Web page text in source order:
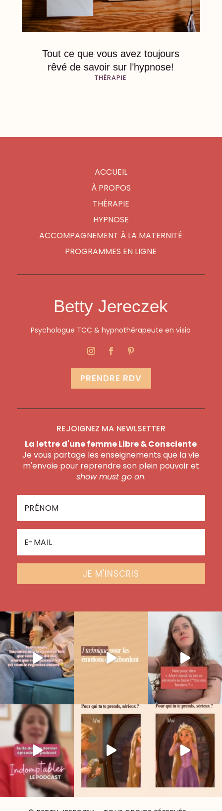
Tout ce que vous avez toujours
rêvé de savoir sur l’hypnose!
THÉRAPIE
ACCUEIL
À PROPOS
THÉRAPIE
HYPNOSE
ACCOMPAGNEMENT À LA MATERNITÉ
PROGRAMMES EN LIGNE
Betty Jereczek
Psychologue TCC & hypnothérapeute en visio
PRENDRE RDV
REJOIGNEZ MA NEWLSETTER
La lettre d'une femme Libre & Consciente
Je vous partage les enseignements que la vie
m'envoie pour reprendre son plein pouvoir et
show must go on.
JE M'INSCRIS